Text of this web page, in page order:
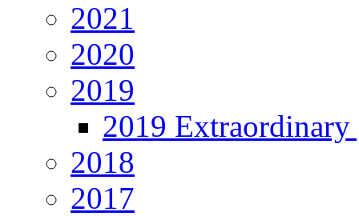
2021
2020
2019
2019 Extraordinary
2018
2017